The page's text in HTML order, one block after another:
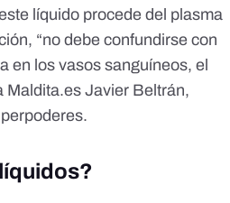
líquido procede del plasma
“no debe confundirse con
en los vasos sanguíneos, el
Maldita.es Javier Beltrán,